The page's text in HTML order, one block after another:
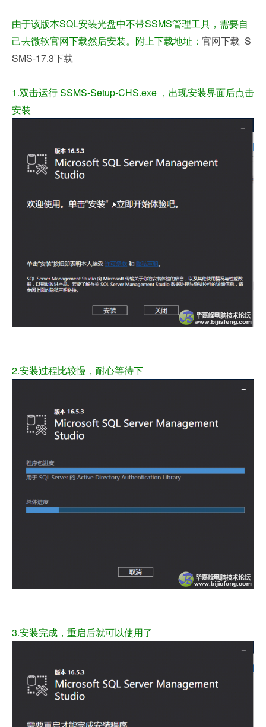
由于该版本SQL安装光盘中不带SSMS管理工具，需要自
己去微软官网下载然后安装。附上下载地址： 官网下载 S
SMS-17.3下载
1.双击运行 SSMS-Setup-CHS.exe ，出现安装界面后点击
安装
2.安装过程比较慢，耐心等待下
3.安装完成，重启后就可以使用了